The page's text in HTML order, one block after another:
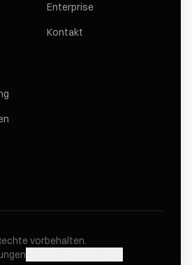
Enterprise
Kontakt
vorbehalten.